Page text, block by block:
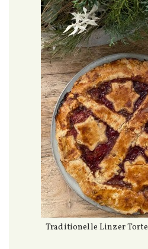
Traditionelle Linzer Torte